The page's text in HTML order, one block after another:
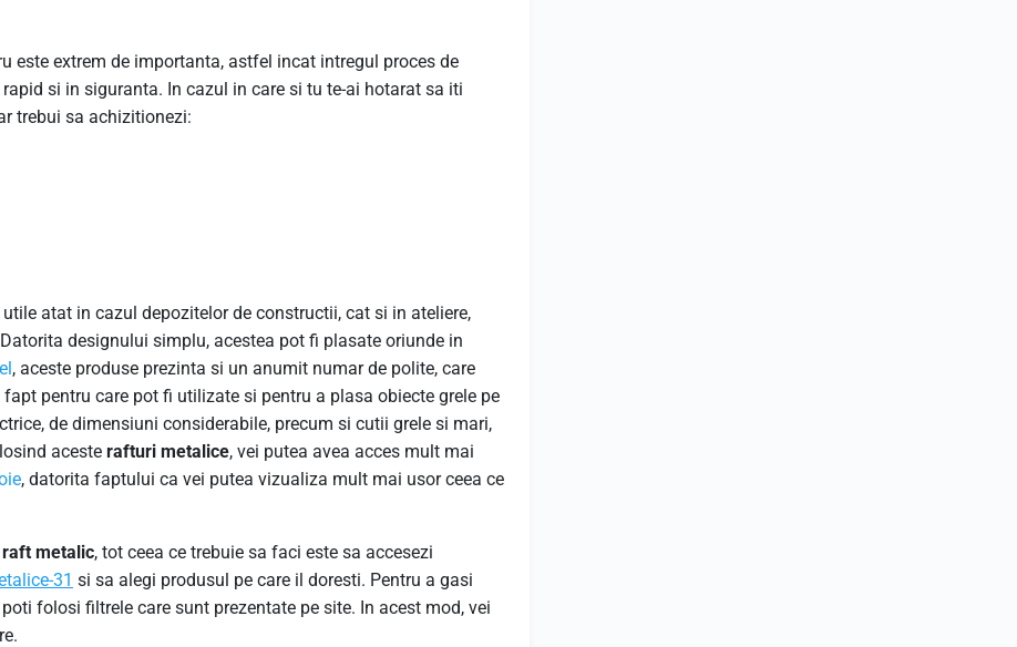
este extrem de importanta, astfel incat intregul proces de
si in siguranta. In cazul in care si tu te-ai hotarat sa iti
trebui sa achizitionezi:
atat in cazul depozitelor de constructii, cat si in ateliere,
designului simplu, acestea pot fi plasate oriunde in
, aceste produse prezinta si un anumit numar de polite, care
pentru care pot fi utilizate si pentru a plasa obiecte grele pe
de dimensiuni considerabile, precum si cutii grele si mari,
aceste rafturi metalice, vei putea avea acces mult mai
, datorita faptului ca vei putea vizualiza mult mai usor ceea ce
raft metalic, tot ceea ce trebuie sa faci este sa accesezi
31 si sa alegi produsul pe care il doresti. Pentru a gasi
folosi filtrele care sunt prezentate pe site. In acest mod, vei